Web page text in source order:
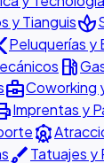
y Tianguisspa
Peluquerías y
local_gas_station
business_centerCoworking
Imprentas y
attractions
brushTatuajes y